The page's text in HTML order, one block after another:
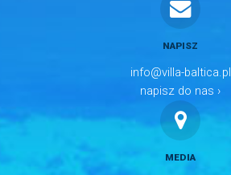
NAPISZ
info@villa-baltica.pl
napisz do nas ›
MEDIA